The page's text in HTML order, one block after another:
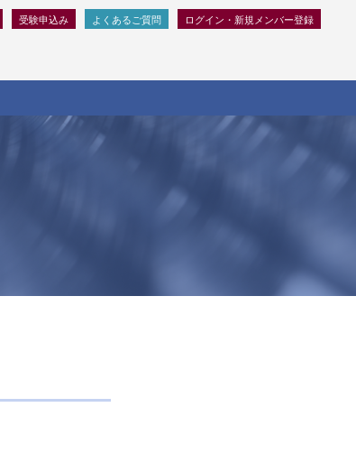
受験申込み よくあるご質問 ログイン・新規メンバー登録